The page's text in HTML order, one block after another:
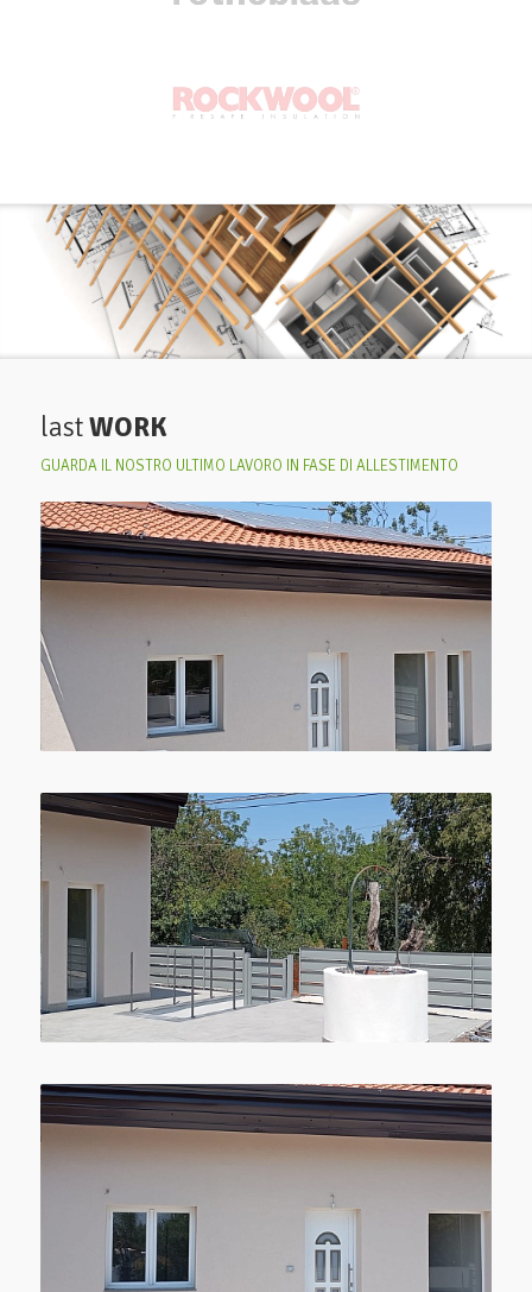
lastWORK
GUARDA IL NOSTRO ULTIMO LAVORO IN FASE DI ALLESTIMENTO